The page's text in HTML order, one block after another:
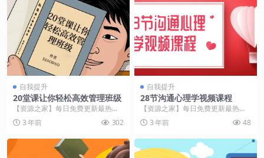
自我提升
20堂课让你轻松高效管理班级
【资源之家】每日免费更新最热门
的副业项目资源 课程介绍 这门课程
将为您提供管理班...
3 年前 302
自我提升
28节沟通心理学视频课程
【资源之家】每日免费更新最热门
的副业项目资源 课程介绍 这是一门
28节的沟通心理...
3 年前 48